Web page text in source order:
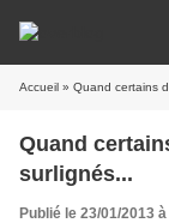
Accueil » Quand certains
Quand
surlignés...
Publié le 23/01/2013